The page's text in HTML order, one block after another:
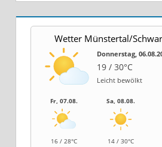
Wetter Münstertal/
Donnerstag,
19 / 30°C
Leicht bewölkt
Fr, 07.08.
16 / 28°C
Sa, 08.08.
14 / 30°C